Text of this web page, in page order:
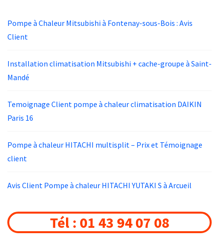
Pompe à Chaleur Mitsubishi à Fontenay-sous-Bois : Avis
Client
Installation climatisation Mitsubishi + cache-groupe à Saint-
Mandé
Temoignage Client pompe à chaleur climatisation DAIKIN
Paris 16
Pompe à chaleur HITACHI multisplit – Prix et Témoignage
client
Avis Client Pompe à chaleur HITACHI YUTAKI S à Arcueil
Tél : 01 43 94 07 08